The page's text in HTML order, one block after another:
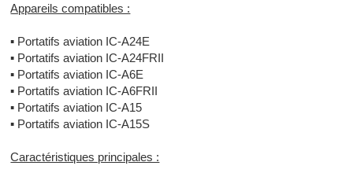
Appareils compatibles :
▪ Portatifs aviation IC-A24E
▪ Portatifs aviation IC-A24FRII
▪ Portatifs aviation IC-A6E
▪ Portatifs aviation IC-A6FRII
▪ Portatifs aviation IC-A15
▪ Portatifs aviation IC-A15S
Caractéristiques principales :